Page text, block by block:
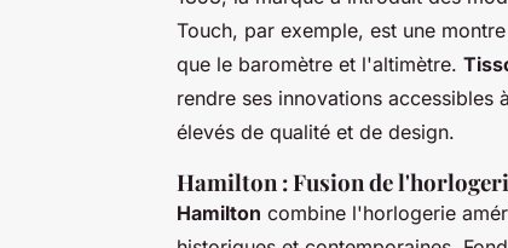
Touch, par exemple, est une
que le baromètre et l'altimètre.
rendre ses innovations accessibles
élevés de qualité et de design.
Hamilton : Fusion de
Hamilton combine l'horlogerie